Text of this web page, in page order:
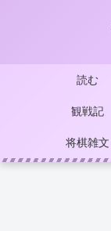
読む
観戦記
将棋雑文